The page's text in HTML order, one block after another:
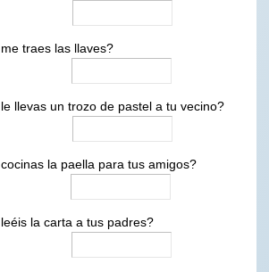
traes las llaves?
llevas un trozo de pastel a tu vecino?
la paella para tus amigos?
la carta a tus padres?